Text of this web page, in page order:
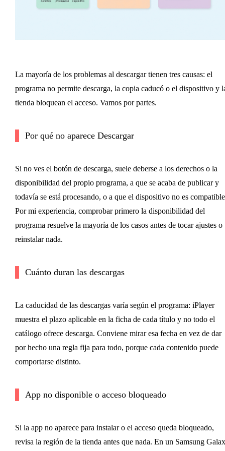
La mayoría de los problemas al descargar tienen tres causas: el
programa no permite descarga, la copia caducó o el dispositivo y
tienda bloquean el acceso. Vamos por partes.
Por qué no aparece Descargar
Si no ves el botón de descarga, suele deberse a los derechos o la
disponibilidad del propio programa, a que se acaba de publicar y
todavía se está procesando, o a que el dispositivo no es
Por mi experiencia, comprobar primero la disponibilidad del
programa resuelve la mayoría de los casos antes de tocar ajustes o
reinstalar nada.
Cuánto duran las descargas
La caducidad de las descargas varía según el programa: iPlayer
muestra el plazo aplicable en la ficha de cada título y no todo el
catálogo ofrece descarga. Conviene mirar esa fecha en vez de dar
por hecho una regla fija para todo, porque cada contenido puede
comportarse distinto.
App no disponible o acceso bloqueado
Si la app no aparece para instalar o el acceso queda bloqueado,
revisa la región de la tienda antes que nada. En un Samsung